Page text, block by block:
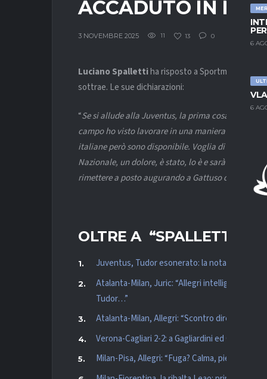
6
6
ACCADUTO IN
3 NOVEMBRE 2025 11 13 0
Luciano Spallettiha risposto a Sportmediaset
sottrae. Le sue dichiarazioni:
“Se si allude alla Juventus, la prima cosa che mi
campo ho visto lavorare in una maniera
italiane però sono disponibile. Voglia di rientrare?
Nazionale, un dolore, è stato, lo è e sarà sempre
rimettere a posto augurando a Gattuso di essere
OLTRE A “SPALLETTI
Juventus, Tudor esonerato: la nota bianconera
Atalanta-Milan, Juric: “Allegri intelligente,
Tudor…”
Atalanta-Milan, Allegri: “Scontro diretto per il
Verona-Cagliari 2-2: a Gagliardini ed Orban
Milan-Pisa, Allegri: “Fuga? Calma, piedi per